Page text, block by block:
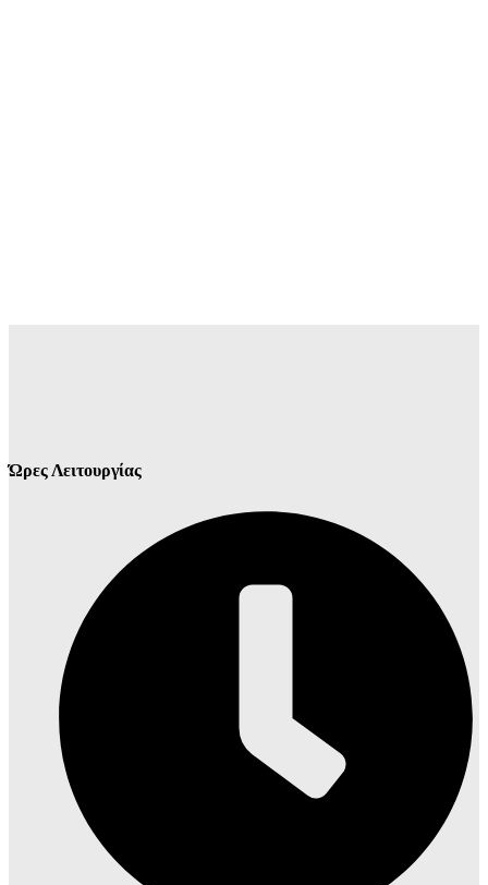
Ώρες Λειτουργίας